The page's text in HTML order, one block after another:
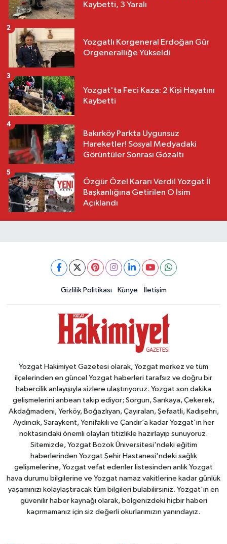
Kaybetti, 3 Yaralı
Yozgatlı Korgeneral Erdoğan Gür
Orgeneralliğe Yükseldi
2
Yozgat'ta Feci Kaza: 2 Kişi Hayatını
Kaybetti
3
Bakırköy Parkta Uygunsuz
Hareketler! Sosyal Medyadaki
Görüntüler Sonrası Gözaltı
4
Özgür Özel Kararı Verdi! Yozgat İl
Başkanlığına Getirilen O İsim
Açıklandı
5
Gizlilik Politikası Künye İletişim
Yozgat Hakimiyet Gazetesi olarak, Yozgat merkez ve tüm
ilçelerinden en güncel Yozgat haberleri tarafsız ve doğru bir
habercilik anlayışıyla sizlere ulaştırıyoruz. Yozgat son dakika
gelişmelerini anbean takip ediyor; Sorgun, Sarıkaya, Çekerek,
Akdağmadeni, Yerköy, Boğazlıyan, Çayıralan, Şefaatli, Kadışehri,
Aydıncık, Saraykent, Yenifakılı ve Çandır’a kadar Yozgat'ın her
noktasındaki önemli olayları titizlikle hazırlayıp sunuyoruz.
Sitemizde, Yozgat Bozok Üniversitesi'ndeki eğitim
haberlerinden Yozgat Şehir Hastanesi'ndeki sağlık
gelişmelerine, Yozgat vefat edenler listesinden anlık Yozgat
hava durumu bilgilerine ve Yozgat namaz vakitlerine kadar günlük
yaşamınızı kolaylaştıracak tüm bilgileri bulabilirsiniz. Yozgat'ın en
güvenilir haber kaynağı olarak, bölgenizdeki hiçbir haberi
kaçırmamanız için siz değerli okurlarımızın yanındayız.